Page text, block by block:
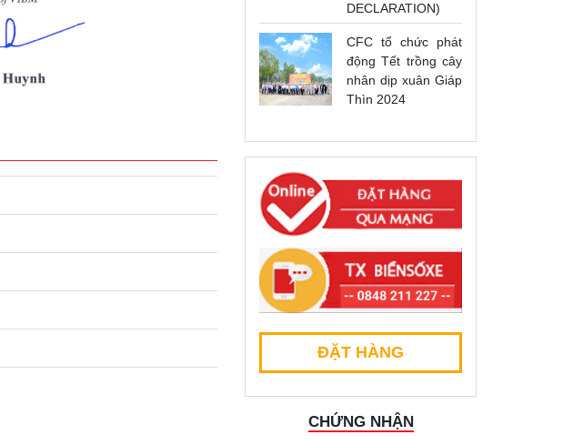
DECLARATION)
CFC tổ chức phát
động Tết trồng cây
nhân dịp xuân Giáp
Thìn 2024
ĐẶT HÀNG
CHỨNG NHẬN